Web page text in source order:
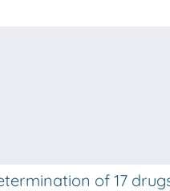
of 17